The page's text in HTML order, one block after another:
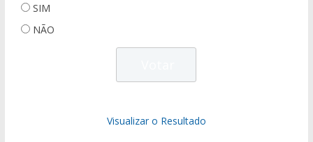
SIM
NÃO
Visualizar o Resultado